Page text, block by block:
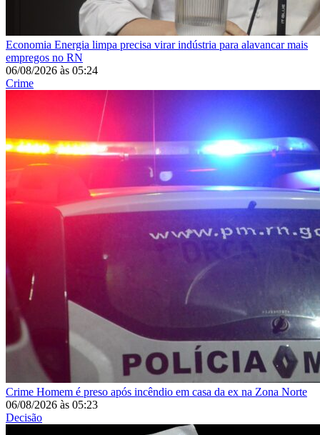
Economia Energia limpa precisa virar indústria para alavancar mais
empregos no RN
06/08/2026 às 05:24
Crime
Crime Homem é preso após incêndio em casa da ex na Zona Norte
06/08/2026 às 05:23
Decisão